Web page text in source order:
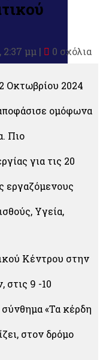
2:37 μμ | 0 σχόλια
Οκτωβρίου 2024
ομόφωνα
Πιο
για τις 20
εργαζόμενους
Υγεία,
Κέντρου στην
στις 9 -10
«Τα κέρδη
στον δρόμο